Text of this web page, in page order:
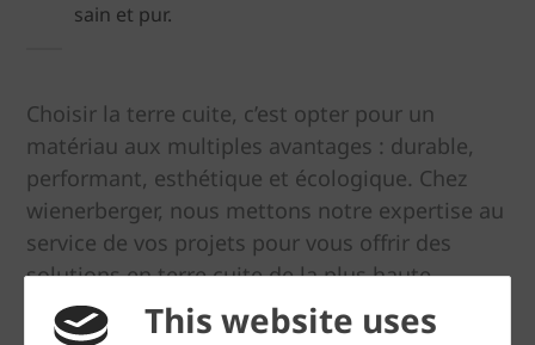
This website uses
sain et pur.
Choisir la terre cuite, c’est opter pour un
matériau aux multiples avantages : durable,
performant, esthétique et écologique. Chez
wienerberger, nous mettons notre expertise au
service de vos projets pour vous offrir des
solutions en terre cuite de la plus haute
qualité. Contactez-nous pour en savoir plus sur
nos produits et découvrez comment la terre